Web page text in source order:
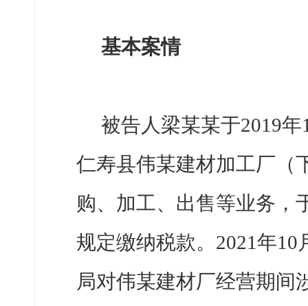
基本案情
被告人梁某某于2019
仁寿县伟某建材加工厂（
购、加工、出售等业务，
规定缴纳税款。2021年
局对伟某建材厂经营期间